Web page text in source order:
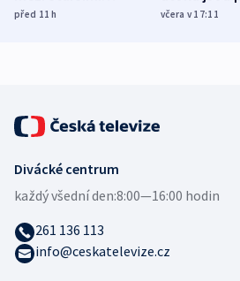
Poláky nebezpečné
před 11h
míní
včera v 17:11
Divácké centrum
každý všední den:8:00—16:00 hodin
261 136 113
info@ceskatelevize.cz